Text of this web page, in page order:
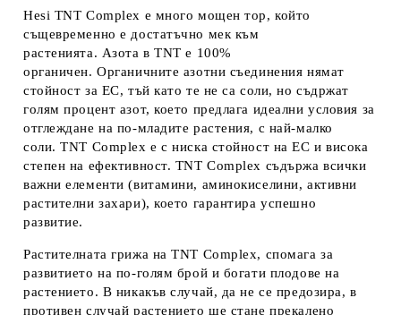
Hesi TNT Complex е много мощен тор, който
същевременно е достатъчно мек към
растенията. Азота в TNT е 100%
органичен. Органичните азотни съединения нямат
стойност за ЕС, тъй като те не са соли, но съдржат
голям процент азот, което предлага идеални условия за
отглеждане на по-младите растения, с най-малко
соли. TNT Complex е с ниска стойност на ЕС и висока
степен на ефективност. TNT Complex съдържа всички
важни елементи (витамини, аминокиселини, активни
растителни захари), което гарантира успешно
развитие.
Растителната грижа на TNT Complex, спомага за
развитието на по-голям брой и богати плодове на
растението. В никакъв случай, да не се предозира, в
противен случай растението ще стане прекалено